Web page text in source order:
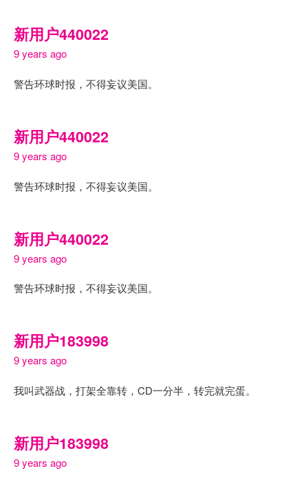
新用户440022
9 years ago
警告环球时报，不得妄议美国。
新用户440022
9 years ago
警告环球时报，不得妄议美国。
新用户440022
9 years ago
警告环球时报，不得妄议美国。
新用户183998
9 years ago
我叫武器战，打架全靠转，CD一分半，转完就完蛋。
新用户183998
9 years ago